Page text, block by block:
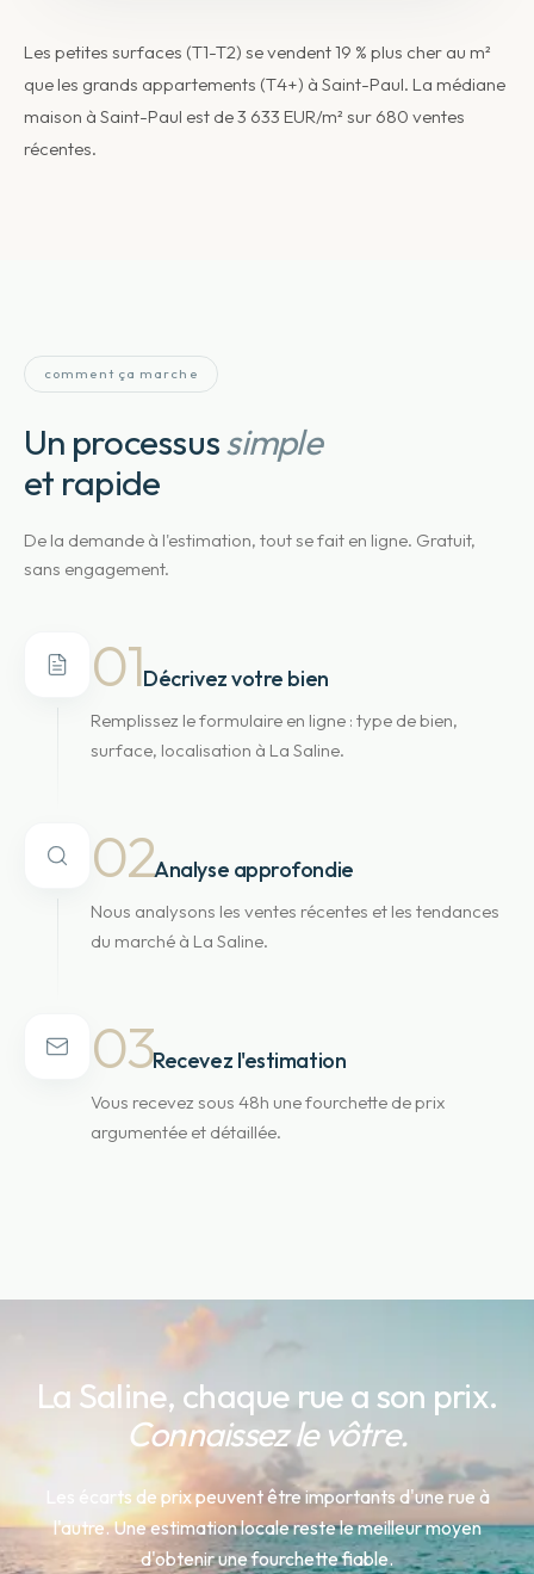
Les petites surfaces (T1-T2) se vendent 19 % plus cher au m²
que les grands appartements (T4+) à Saint-Paul. La médiane
maison à Saint-Paul est de 3 633 EUR/m² sur 680 ventes
récentes.
comment ça marche
Un processussimple
et rapide
De la demande à l'estimation, tout se fait en ligne. Gratuit,
sans engagement.
01Décrivez votre bien
Remplissez le formulaire en ligne : type de bien,
surface, localisation à La Saline.
02Analyse approfondie
Nous analysons les ventes récentes et les tendances
du marché à La Saline.
03Recevez l'estimation
Vous recevez sous 48h une fourchette de prix
argumentée et détaillée.
La Saline, chaque rue a son prix.
Connaissez le vôtre.
Les écarts de prix peuvent être importants d'une rue à
l'autre. Une estimation locale reste le meilleur moyen
d'obtenir une fourchette fiable.